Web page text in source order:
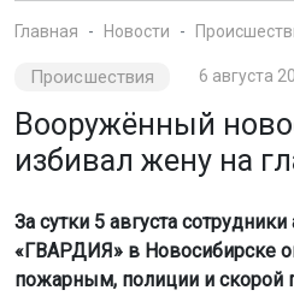
Главная Новости
Происшествия 6 августа
Вооружённый
избивал жену на
За сутки 5 августа
«ГВАРДИЯ» в Новосибирске
пожарным, полиции и скорой